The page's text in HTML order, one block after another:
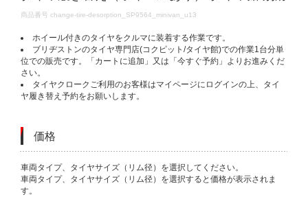
DETAILS
商品番号 change-tire-desorption_SP9564_minivan_u13
ホイール付きのタイヤをクルマに装着する作業です。
ブリヂストンのタイヤ専門店(コクピット/タイヤ館)での作業1台分単
位での販売です。「カートに追加」又は「今すぐ予約」よりお進みくだ
さい。
タイヤクロークご利用のお客様はマイページにログインの上、タイ
ヤ履き替え予約をお願いします。
価格
VARIATIONS
車両タイプ、タイヤサイズ（リム径）を選択してください。
車両タイプ、タイヤサイズ（リム径）を選択すると価格が表示されま
す。